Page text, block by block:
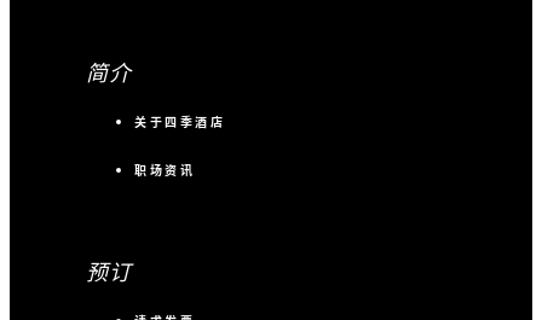
简介
关于四季酒店
职场资讯
预订